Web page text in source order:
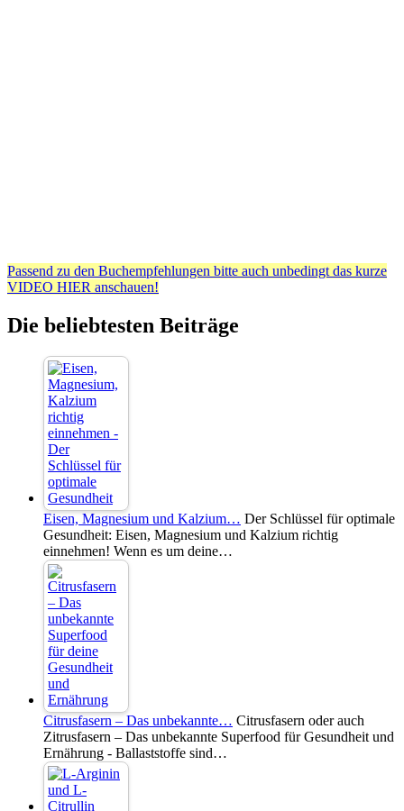
Passend zu den Buchempfehlungen bitte auch unbedingt das kurze
VIDEO HIER anschauen!
Die beliebtesten Beiträge
Eisen, Magnesium und Kalzium… Der Schlüssel für optimale
Gesundheit: Eisen, Magnesium und Kalzium richtig
einnehmen! Wenn es um deine…
Citrusfasern – Das unbekannte… Citrusfasern oder auch
Zitrusfasern – Das unbekannte Superfood für Gesundheit und
Ernährung - Ballaststoffe sind…